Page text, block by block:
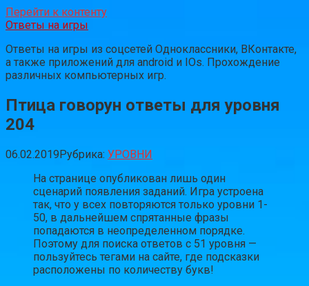
Перейти к контенту
Ответы на игры
Ответы на игры из соцсетей Одноклассники, ВКонтакте,
а также приложений для android и IOs. Прохождение
различных компьютерных игр.
Птица говорун ответы для уровня
204
06.02.2019Рубрика: УРОВНИ
На странице опубликован лишь один
сценарий появления заданий. Игра устроена
так, что у всех повторяются только уровни 1-
50, в дальнейшем спрятанные фразы
попадаются в неопределенном порядке.
Поэтому для поиска ответов с 51 уровня —
пользуйтесь тегами на сайте, где подсказки
расположены по количеству букв!